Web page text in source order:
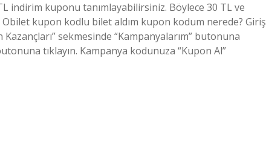
indirim kuponu tanımlayabilirsiniz. Böylece 30 TL ve
kupon kodlu bilet aldım kupon kodum nerede? Giriş
sekmesinde “Kampanyalarım” butonuna
tıklayın. Kampanya kodunuza “Kupon Al”